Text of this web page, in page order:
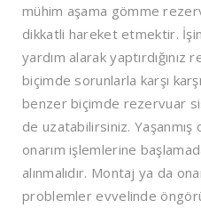
mühim aşama gömme
dikkatli hareket etmektir.
yardım alarak
biçimde sorunlarla karşı
benzer biçimde rezervuar
de uzatabilirsiniz. Yaşanmış
onarım işlemlerine
alınmalıdır. Montaj ya da
problemler evvelinde